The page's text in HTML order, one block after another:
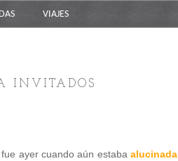
VIAJES
INVITADOS
ayer cuando aún estaba alucinada